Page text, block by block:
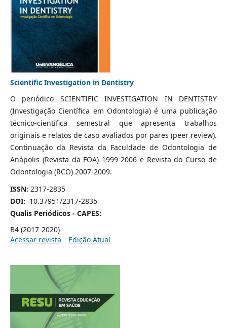
Scientific Investigation in Dentistry
O periódico SCIENTIFIC INVESTIGATION IN DENTISTRY
(Investigação Científica em Odontologia) é uma publicação
técnico-científica semestral que apresenta trabalhos
originais e relatos de caso avaliados por pares (peer review).
Continuação da Revista da Faculdade de Odontologia de
Anápolis (Revista da FOA) 1999-2006 e Revista do Curso de
Odontologia (RCO) 2007-2009.
ISSN: 2317-2835
DOI: 10.37951/2317-2835
Qualis Periódicos - CAPES:
B4 (2017-2020)
Acessar revista
Edição Atual